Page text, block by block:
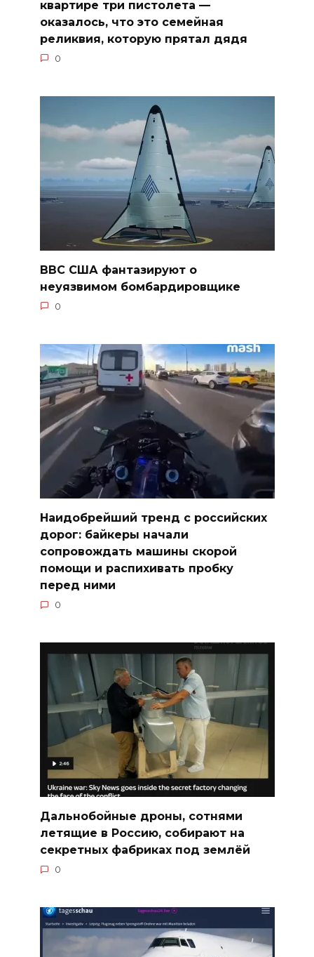
квартире три пистолета —
оказалось, что это семейная
реликвия, которую прятал дядя
0
ВВС США фантазируют о
неуязвимом бомбардировщике
0
Наидобрейший тренд с российских
дорог: байкеры начали
сопровождать машины скорой
помощи и распихивать пробку
перед ними
0
Дальнобойные дроны, сотнями
летящие в Россию, собирают на
секретных фабриках под землёй
0